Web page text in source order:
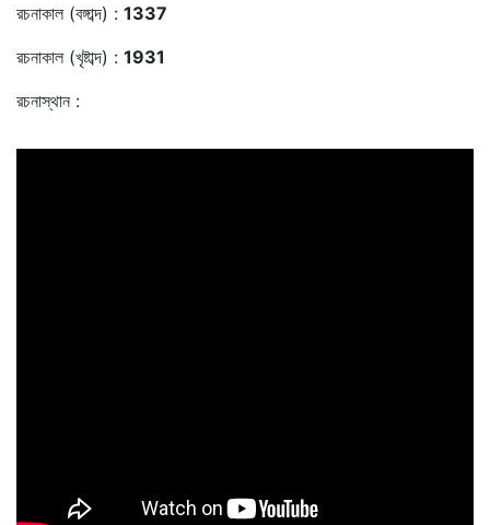
রচনাকাল (বঙ্গাব্দ) : 1337
রচনাকাল (খৃষ্টাব্দ) : 1931
রচনাস্থান :